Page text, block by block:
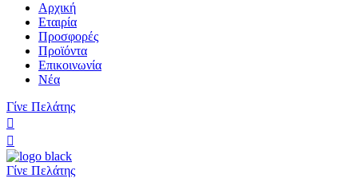
Αρχική
Εταιρία
Προσφορές
Προϊόντα
Επικοινωνία
Νέα
Γίνε Πελάτης
Γίνε Πελάτης